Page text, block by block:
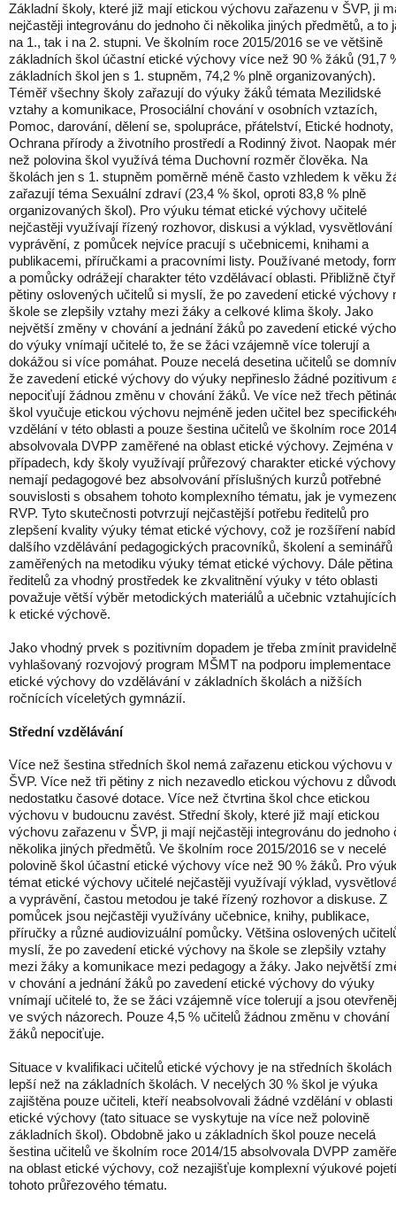
Základní školy, které již mají etickou výchovu zařazenu v ŠVP, ji
nejčastěji integrovánu do jednoho či několika jiných předmětů, a to
na 1., tak i na 2. stupni. Ve školním roce 2015/2016 se ve většině
základních škol účastní etické výchovy více než 90 % žáků (91,7
základních škol jen s 1. stupněm, 74,2 % plně organizovaných).
Téměř všechny školy zařazují do výuky žáků témata Mezilidské
vztahy a komunikace, Prosociální chování v osobních vztazích,
Pomoc, darování, dělení se, spolupráce, přátelství, Etické hodnoty,
Ochrana přírody a životního prostředí a Rodinný život. Naopak
než polovina škol využívá téma Duchovní rozměr člověka. Na
školách jen s 1. stupněm poměrně méně často vzhledem k věku
zařazují téma Sexuální zdraví (23,4 % škol, oproti 83,8 % plně
organizovaných škol). Pro výuku témat etické výchovy učitelé
nejčastěji využívají řízený rozhovor, diskusi a výklad, vysvětlování
vyprávění, z pomůcek nejvíce pracují s učebnicemi, knihami a
publikacemi, příručkami a pracovními listy. Používané metody,
a pomůcky odrážejí charakter této vzdělávací oblasti. Přibližně
pětiny oslovených učitelů si myslí, že po zavedení etické výchovy
škole se zlepšily vztahy mezi žáky a celkové klima školy. Jako
největší změny v chování a jednání žáků po zavedení etické
do výuky vnímají učitelé to, že se žáci vzájemně více tolerují a
dokážou si více pomáhat. Pouze necelá desetina učitelů se
že zavedení etické výchovy do výuky nepřineslo žádné pozitivum
nepociťují žádnou změnu v chování žáků. Ve více než třech
škol vyučuje etickou výchovu nejméně jeden učitel bez
vzdělání v této oblasti a pouze šestina učitelů ve školním roce
absolvovala DVPP zaměřené na oblast etické výchovy. Zejména v
případech, kdy školy využívají průřezový charakter etické
nemají pedagogové bez absolvování příslušných kurzů potřebné
souvislosti s obsahem tohoto komplexního tématu, jak je
RVP. Tyto skutečnosti potvrzují nejčastější potřebu ředitelů pro
zlepšení kvality výuky témat etické výchovy, což je rozšíření
dalšího vzdělávání pedagogických pracovníků, školení a seminářů
zaměřených na metodiku výuky témat etické výchovy. Dále pětina
ředitelů za vhodný prostředek ke zkvalitnění výuky v této oblasti
považuje větší výběr metodických materiálů a učebnic
k etické výchově.
Jako vhodný prvek s pozitivním dopadem je třeba zmínit
vyhlašovaný rozvojový program MŠMT na podporu implementace
etické výchovy do vzdělávání v základních školách a nižších
ročnících víceletých gymnázií.
Střední vzdělávání
Více než šestina středních škol nemá zařazenu etickou výchovu v
ŠVP. Více než tři pětiny z nich nezavedlo etickou výchovu z
nedostatku časové dotace. Více než čtvrtina škol chce etickou
výchovu v budoucnu zavést. Střední školy, které již mají etickou
výchovu zařazenu v ŠVP, ji mají nejčastěji integrovánu do jednoho
několika jiných předmětů. Ve školním roce 2015/2016 se v necelé
polovině škol účastní etické výchovy více než 90 % žáků. Pro
témat etické výchovy učitelé nejčastěji využívají výklad,
a vyprávění, častou metodou je také řízený rozhovor a diskuse. Z
pomůcek jsou nejčastěji využívány učebnice, knihy, publikace,
příručky a různé audiovizuální pomůcky. Většina oslovených
myslí, že po zavedení etické výchovy na škole se zlepšily vztahy
mezi žáky a komunikace mezi pedagogy a žáky. Jako největší
v chování a jednání žáků po zavedení etické výchovy do výuky
vnímají učitelé to, že se žáci vzájemně více tolerují a jsou
ve svých názorech. Pouze 4,5 % učitelů žádnou změnu v chování
žáků nepociťuje.
Situace v kvalifikaci učitelů etické výchovy je na středních školách
lepší než na základních školách. V necelých 30 % škol je výuka
zajištěna pouze učiteli, kteří neabsolvovali žádné vzdělání v oblasti
etické výchovy (tato situace se vyskytuje na více než polovině
základních škol). Obdobně jako u základních škol pouze necelá
šestina učitelů ve školním roce 2014/15 absolvovala DVPP
na oblast etické výchovy, což nezajišťuje komplexní výukové pojetí
tohoto průřezového tématu.